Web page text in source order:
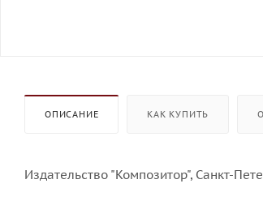
ОПИСАНИЕ КАК КУПИТЬ
Издательство "Композитор", Санкт-